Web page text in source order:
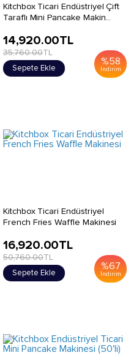
Kitchbox Ticari Endüstriyel Çift
Taraflı Mini Pancake Makin...
%58
İndirim
14,920.00TL
35,760.00TL
Sepete Ekle
Kitchbox Ticari Endüstriyel
French Fries Waffle Makinesi
%67
İndirim
16,920.00TL
50,760.00TL
Sepete Ekle